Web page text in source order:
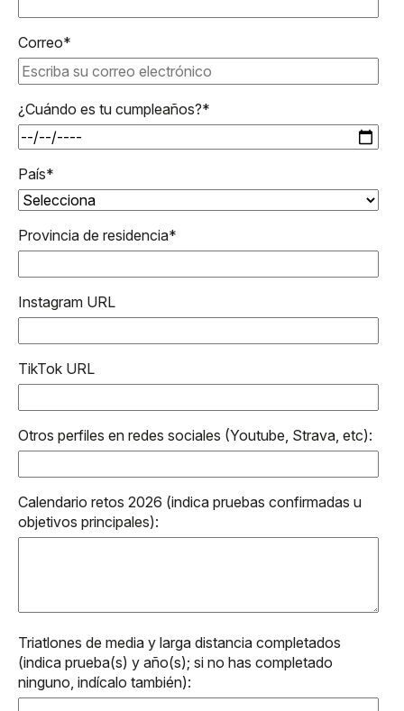
Correo*
¿Cuándo es tu cumpleaños?*
País*
Provincia de residencia*
Instagram URL
TikTok URL
Otros perfiles en redes sociales (Youtube, Strava, etc):
Calendario retos 2026 (indica pruebas confirmadas u
objetivos principales):
Triatlones de media y larga distancia completados
(indica prueba(s) y año(s); si no has completado
ninguno, indícalo también):